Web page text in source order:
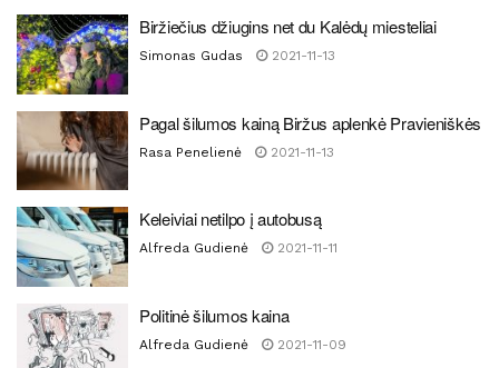
Biržiečius džiugins net du Kalėdų miesteliai
Simonas Gudas 2021-11-13
Pagal šilumos kainą Biržus aplenkė Pravieniškės
Rasa Penelienė 2021-11-13
Keleiviai netilpo į autobusą
Alfreda Gudienė 2021-11-11
Politinė šilumos kaina
Alfreda Gudienė 2021-11-09